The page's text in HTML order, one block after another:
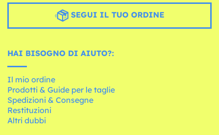
SEGUI IL TUO ORDINE
HAI BISOGNO DI AIUTO?:
Il mio ordine
Prodotti & Guide per le taglie
Spedizioni & Consegne
Restituzioni
Altri dubbi